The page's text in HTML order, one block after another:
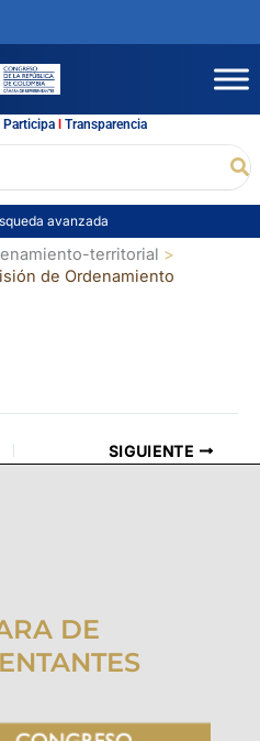
Participal Transparencia
avanzada
territorial
de Ordenamiento
SIGUIENTE
DE